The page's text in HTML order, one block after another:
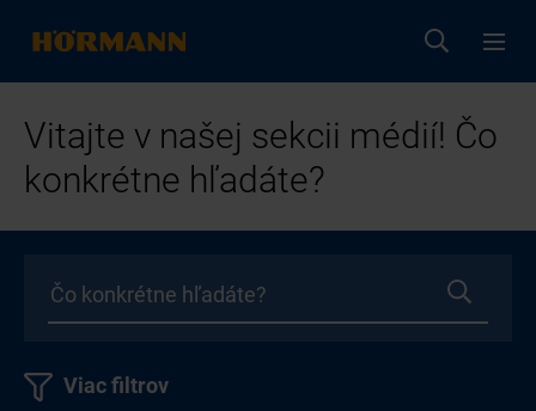
Vitajte v našej sekcii médií! Čo
konkrétne hľadáte?
Viac filtrov